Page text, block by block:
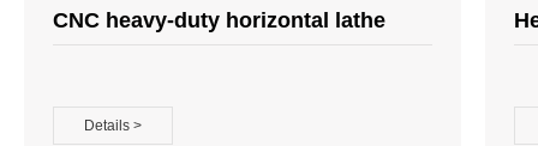
CNC heavy-duty horizontal lathe
Details >